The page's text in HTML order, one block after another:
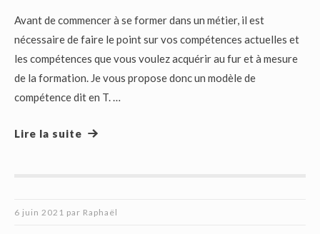
Avant de commencer à se former dans un métier, il est
nécessaire de faire le point sur vos compétences actuelles et
les compétences que vous voulez acquérir au fur et à mesure
de la formation. Je vous propose donc un modèle de
compétence dit en T. …
Lire la suite
6 juin 2021 par Raphaël